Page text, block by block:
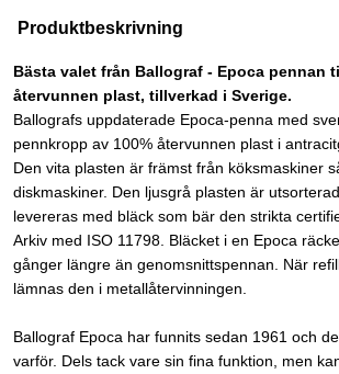
Produktbeskrivning
Bästa valet från Ballograf - Epoca pennan
återvunnen plast, tillverkad i Sverige.
Ballografs uppdaterade Epoca-penna med
pennkropp av 100% återvunnen plast i
Den vita plasten är främst från köksmaskiner
diskmaskiner. Den ljusgrå plasten är
levereras med bläck som bär den strikta
Arkiv med ISO 11798. Bläcket i en Epoca
gånger längre än genomsnittspennan. När
lämnas den i metallåtervinningen.
Ballograf Epoca har funnits sedan 1961 och
varför. Dels tack vare sin fina funktion, men